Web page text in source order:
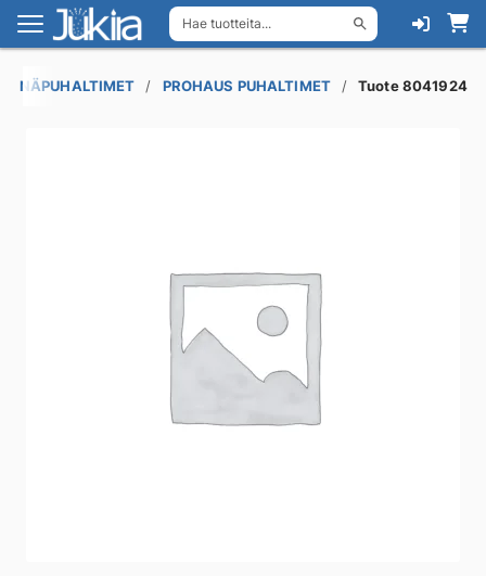
Hae tuotteita...
Siirry
navigointiin
Siirry
sisältöön
PROHAUS PUHALTIMET Tuote 8041924